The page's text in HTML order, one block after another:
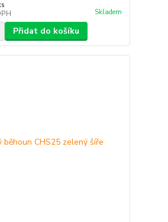
Skladem
Přidat do košíku